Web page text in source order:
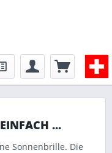
...
Sonnenbrille. Die